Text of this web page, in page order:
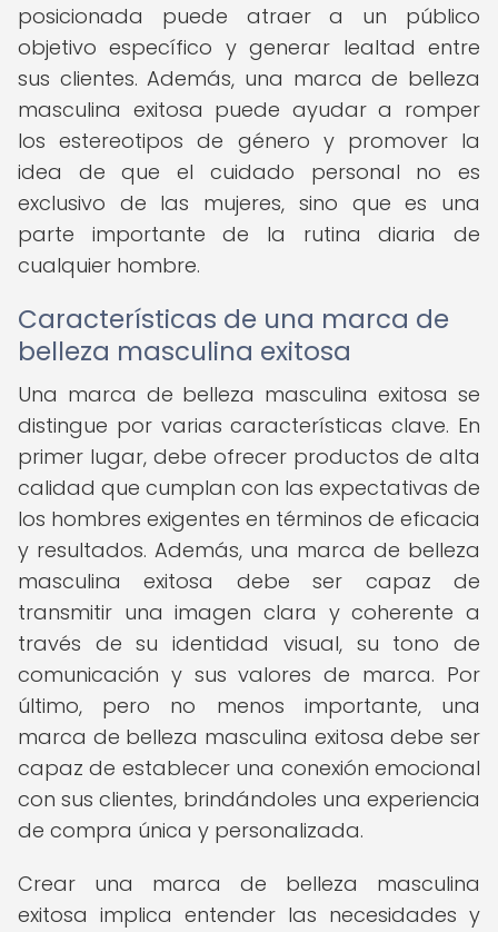
posicionada puede atraer a un público
objetivo específico y generar lealtad entre
sus clientes. Además, una marca de belleza
masculina exitosa puede ayudar a romper
los estereotipos de género y promover la
idea de que el cuidado personal no es
exclusivo de las mujeres, sino que es una
parte importante de la rutina diaria de
cualquier hombre.
Características de una marca de
belleza masculina exitosa
Una marca de belleza masculina exitosa se
distingue por varias características clave. En
primer lugar, debe ofrecer productos de alta
calidad que cumplan con las expectativas de
los hombres exigentes en términos de eficacia
y resultados. Además, una marca de belleza
masculina exitosa debe ser capaz de
transmitir una imagen clara y coherente a
través de su identidad visual, su tono de
comunicación y sus valores de marca. Por
último, pero no menos importante, una
marca de belleza masculina exitosa debe ser
capaz de establecer una conexión emocional
con sus clientes, brindándoles una experiencia
de compra única y personalizada.
Crear una marca de belleza masculina
exitosa implica entender las necesidades y